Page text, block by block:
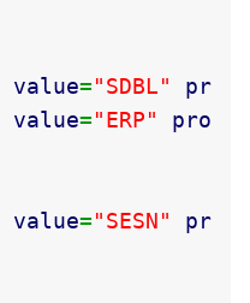
value="SDBL"
value="ERP"
value="SESN"